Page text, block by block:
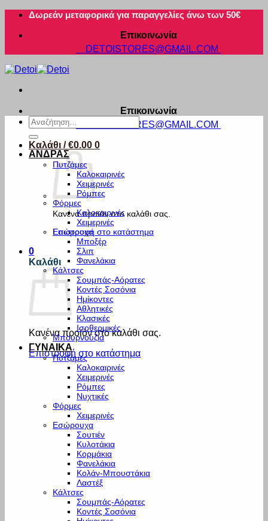
Μετάβαση
περιεχόμενο
Δωρεάν μεταφορικά για παραγγελίες άνω των 50€
Επικοινωνία
DETOISTORES@GMAIL.COM
Επικοινωνία
DETOISTORES@GMAIL.COM
Καλάθι /€0.00 0
Κανένα προϊόν στο καλάθι σας.
Επιστροφή στο κατάστημα
0
Καλάθι
Κανένα προϊόν στο καλάθι σας.
Επιστροφή στο κατάστημα
Αναζήτηση
για:
ΑΝΔΡΑΣ
Πυτζάμες
Καλοκαιρινές
Χειμερινές
Ρόμπες
Φόρμες
Καλοκαιρινές
Χειμερινές
Εσώρουχα
Μποξέρ
Σλιπ
Φανελάκια
Κάλτσες
Σουμπάς-Αόρατες
Κοντές Σοσόνια
Ημίκοντες
Αθλητικές
Κλασικές
Ισοθερμικές
Μπουρνούζια
ΓΥΝΑΙΚΑ
Πυτζάμες
Καλοκαιρινές
Χειμερινές
Ρόμπες
Νυχτικές
Φόρμες
Χειμερινές
Εσώρουχα
Σουτιέν
Κυλοτάκια
Κορμάκια
Φανελάκια
Κολάν-Μπουστάκια
Λαστέξ
Κάλτσες
Σουμπάς-Αόρατες
Κοντές Σοσόνια